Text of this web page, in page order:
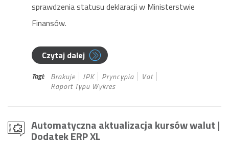
sprawdzenia statusu deklaracji w Ministerstwie
Finansów.
Czytaj dalej
Tagi: Brakuje JPK Pryncypia
Vat
Raport Typu Wykres
Automatyczna aktualizacja kursów walut|
Dodatek ERP XL